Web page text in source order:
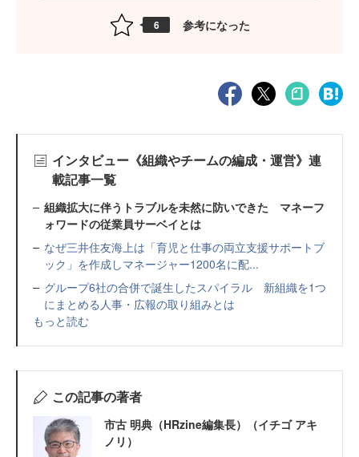
6 参考になった
インタビュー《組織やチームの編成・運営》連
載記事一覧
組織拡大に伴うトラブルを未然に防いできた マネーフ
ォワードの従業員サーベイとは
なぜ三井住友海上は「育児と仕事の両立支援サポートブ
ック」を作成しマネージャー1200名に配...
グループ6社の合併で誕生したスパイラル 新組織を1つ
にまとめる人事・広報の取り組みとは
もっと読む
この記事の著者
市古 明典（HRzine編集長）（イチゴ アキ
ノリ）